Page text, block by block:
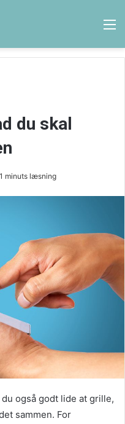
du skal
1 minuts læsning
også godt lide at grille,
sammen. For